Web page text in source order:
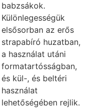
babzsákok.
Különlegességük
elsősorban az erős
strapabíró huzatban,
a használat utáni
formatartósságban,
és kül-, és beltéri
használat
lehetőségében rejlik.